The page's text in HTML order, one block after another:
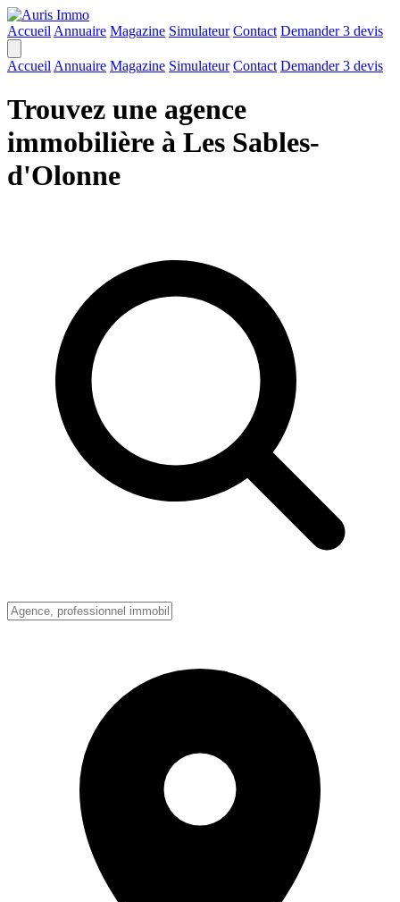
Accueil Annuaire Magazine Simulateur Contact Demander 3 devis
Accueil Annuaire Magazine Simulateur Contact Demander 3 devis
Trouvez une agence
immobilière à Les Sables-
d'Olonne